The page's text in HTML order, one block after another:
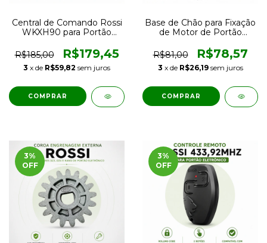
Central de Comando Rossi
WKXH90 para Portão
433MHz
R$185,00 R$179,45
3 x de R$59,82 sem juros
Base de Chão para Fixação
de Motor de Portão
Regulagem
R$81,00 R$78,57
3 x de R$26,19 sem juros
3%
OFF
3%
OFF